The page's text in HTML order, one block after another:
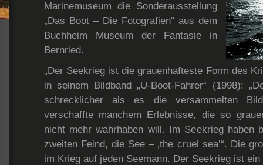
Marinemuseum die Sonderausstellung
„Das Boot – Die Fotografien“ aus dem
Buchheim Museum der Fantasie in
Bernried.
„Der Seekrieg ist die grauenhafteste Form des
in seinem Bildband „U-Boot-Fahrer“ (1998):
schrecklicher als es die versammelten
verschaffte manchem Erlebnisse, die so
nicht mehr wahrhaben will. Im Seekrieg haben
zweiten Feind, die See – ‚the cruel sea’“. Die
im Krieg auf jeden Seemann. Der Seekrieg ist